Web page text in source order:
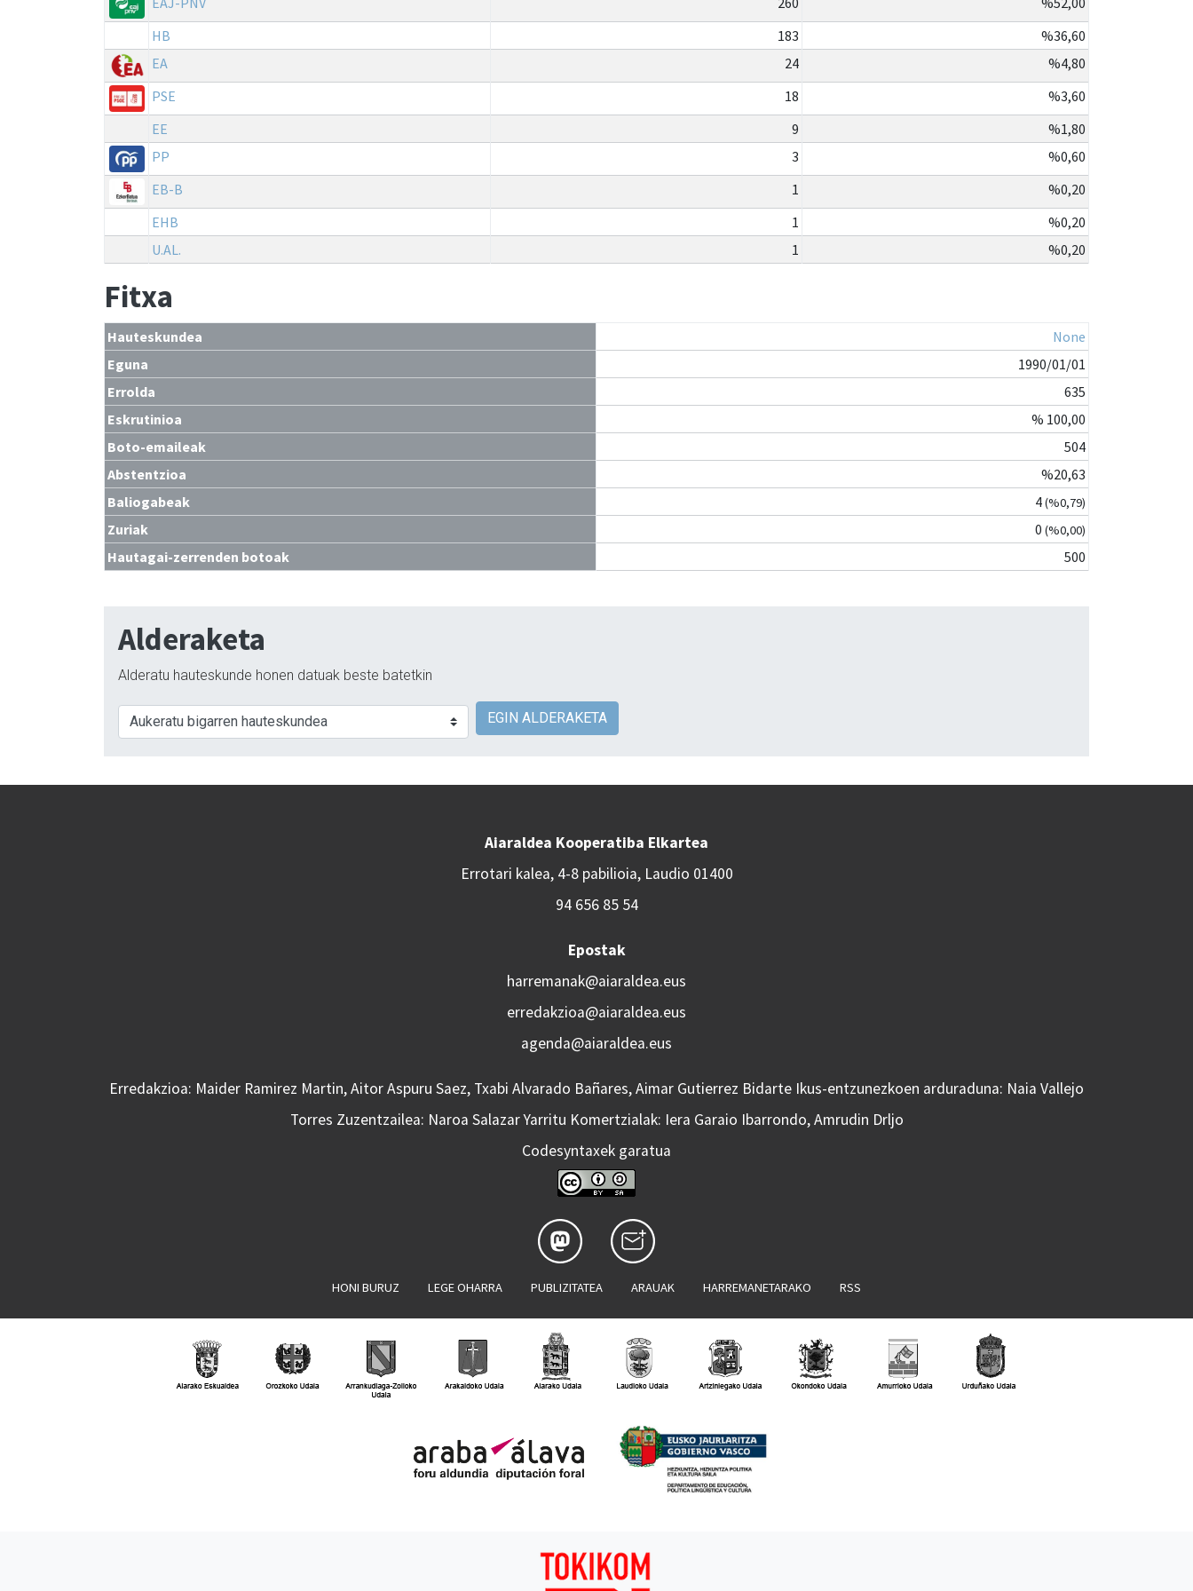
HB
183
%36,60
EA
24
%4,80
PSE
18
%3,60
EE
9
%1,80
PP
3
%0,60
EB-B
1
%0,20
EHB
1
%0,20
U.AL.
1 %0,20
Fitxa
Hauteskundea
None
Eguna
1990/01/01
Errolda
635
Eskrutinioa
% 100,00
Boto-emaileak
504
Abstentzioa
%20,63
Baliogabeak
4(%0,79)
Zuriak 0 (%0,00)
Hautagai-zerrenden botoak 500
Alderaketa
Alderatu hauteskunde honen datuak beste batetkin
EGIN ALDERAKETA
Aiaraldea Kooperatiba Elkartea
Errotari kalea, 4-8 pabilioia, Laudio 01400
94 656 85 54
Epostak
harremanak@aiaraldea.eus
erredakzioa@aiaraldea.eus
agenda@aiaraldea.eus
Erredakzioa: Maider Ramirez Martin, Aitor Aspuru Saez, Txabi Alvarado Bañares, Aimar Gutierrez Bidarte Ikus-entzunezkoen arduraduna: Naia Vallejo
Torres Zuzentzailea: Naroa Salazar Yarritu Komertzialak: Iera Garaio Ibarrondo, Amrudin Drljo
Codesyntaxek garatua
HONI BURUZ LEGE OHARRA PUBLIZITATEA ARAUAK HARREMANETARAKO RSS